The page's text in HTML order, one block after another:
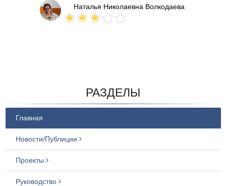
Наталья Николаевна Волкодаева
РАЗДЕЛЫ
Главная
Новости/Публиции
Проекты
Руководство